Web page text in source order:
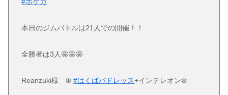
#ポケカ
本日のジムバトルは21人での開催！！
全勝者は3人🤩🤩🤩
Reanzuki様 ❄️#はくばバドレッス+インテレオン❄️